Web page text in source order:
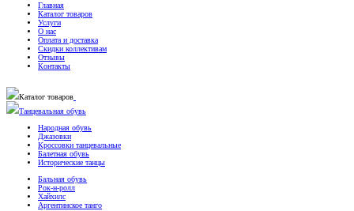
Главная
Каталог товаров
Услуги
О нас
Оплата и доставка
Скидки коллективам
Отзывы
Контакты
Каталог товаров
Танцевальная обувь
Народная обувь
Джазовки
Кроссовки танцевальные
Балетная обувь
Исторические танцы
Бальная обувь
Рок-н-ролл
Хайхилс
Аргентинское танго